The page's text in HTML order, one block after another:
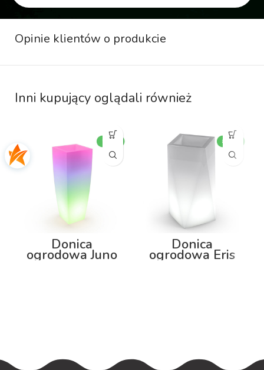
Opinie klientów o produkcie
Inni kupujący oglądali również
Donica
ogrodowa Juno
Donica
ogrodowa Eris